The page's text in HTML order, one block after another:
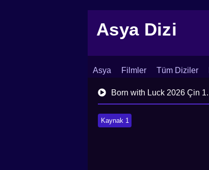
Asya Dizi
Asya Filmler Tüm Diziler
İletişim Blog Dizi Arşivi
Born with Luck 2026 Çin
Kaynak 1